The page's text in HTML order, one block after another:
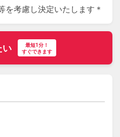
を考慮し決定いたします＊
い
最短1分！
すぐできます